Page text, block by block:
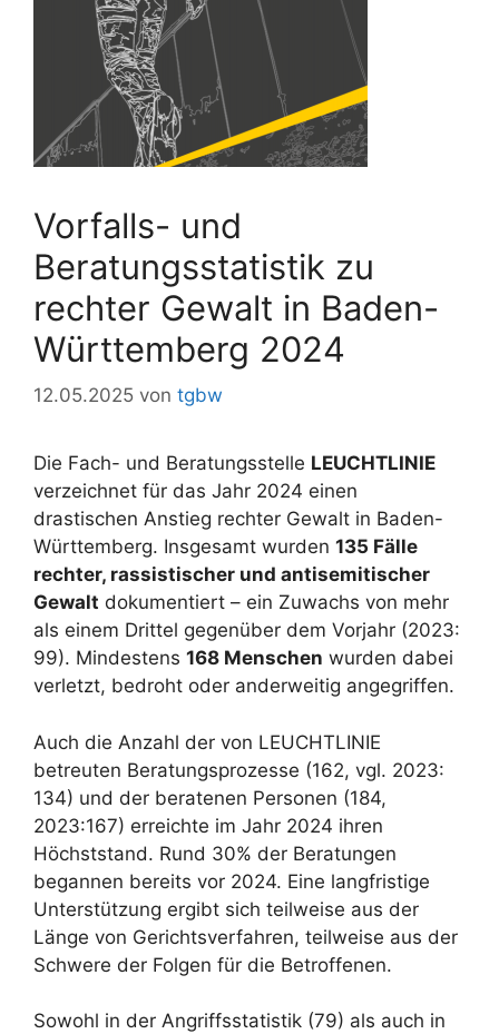
Vorfalls- und
Beratungsstatistik zu
rechter Gewalt in Baden-
Württemberg 2024
12.05.2025 von tgbw
Die Fach- und Beratungsstelle LEUCHTLINIE
verzeichnet für das Jahr 2024 einen
drastischen Anstieg rechter Gewalt in Baden-
Württemberg. Insgesamt wurden 135 Fälle
rechter, rassistischer und antisemitischer
Gewalt dokumentiert – ein Zuwachs von mehr
als einem Drittel gegenüber dem Vorjahr (2023:
99). Mindestens 168 Menschen wurden dabei
verletzt, bedroht oder anderweitig angegriffen.
Auch die Anzahl der von LEUCHTLINIE
betreuten Beratungsprozesse (162, vgl. 2023:
134) und der beratenen Personen (184,
2023:167) erreichte im Jahr 2024 ihren
Höchststand. Rund 30% der Beratungen
begannen bereits vor 2024. Eine langfristige
Unterstützung ergibt sich teilweise aus der
Länge von Gerichtsverfahren, teilweise aus der
Schwere der Folgen für die Betroffenen.
Sowohl in der Angriffsstatistik (79) als auch in